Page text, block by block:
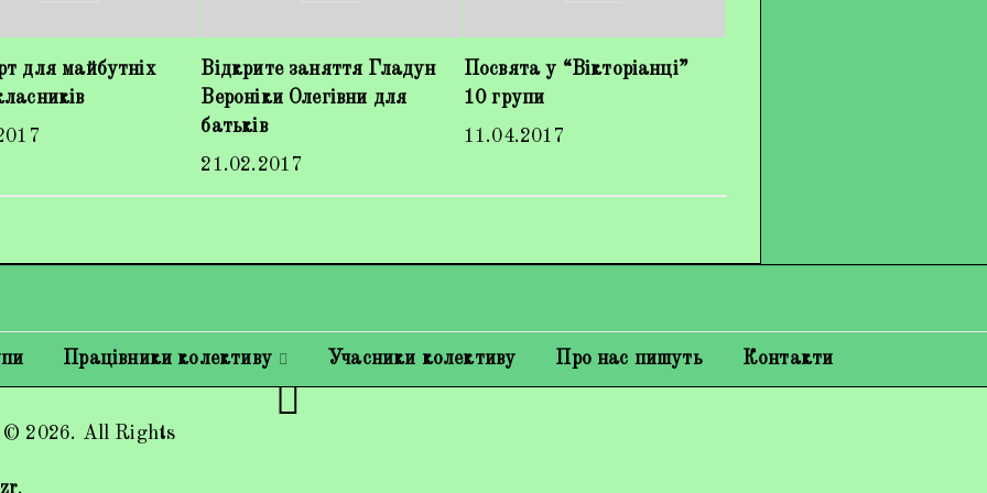
для майбутніх
Відкрите заняття Гладун
Вероніки Олегівни для
батьків
21.02.2017
Посвята у “Вікторіанці”
10 групи
11.04.2017
Працівники колективу Учасники колективу Про нас пишуть Контакти
© 2026. All Rights
.